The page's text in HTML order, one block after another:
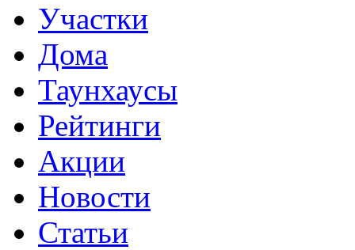
Участки
Дома
Таунхаусы
Рейтинги
Акции
Новости
Статьи